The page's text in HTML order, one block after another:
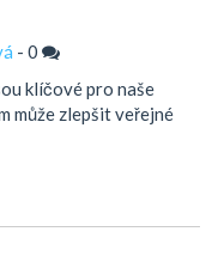
- 0
klíčové pro naše
může zlepšit veřejné